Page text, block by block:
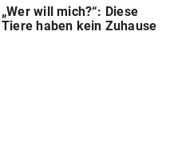
„Wer will mich?“: Diese
Tiere haben kein Zuhause